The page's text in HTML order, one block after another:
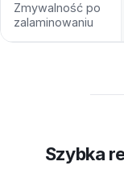
Zmywalność po
zalaminowaniu
Szybka